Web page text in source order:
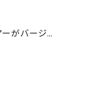
パノラマツアーがバージョンアップしました！